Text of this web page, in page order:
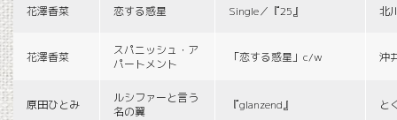
花澤香菜 恋する惑星 Single／『25』 北
花澤香菜
スパニッシュ・ア
パートメント
「恋する惑星」c/w 沖
原田ひとみ
ルシファーと言う
名の翼
『glanzend』 と